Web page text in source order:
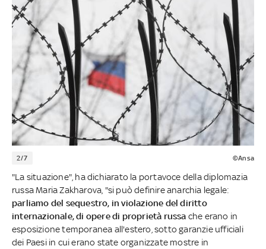
2/7 ©Ansa
"La situazione", ha dichiarato la portavoce della diplomazia
russa Maria Zakharova, "si può definire anarchia legale:
parliamo del sequestro, in violazione del diritto
internazionale, di opere di proprietà russa che erano in
esposizione temporanea all'estero, sotto garanzie ufficiali
dei Paesi in cui erano state organizzate mostre in